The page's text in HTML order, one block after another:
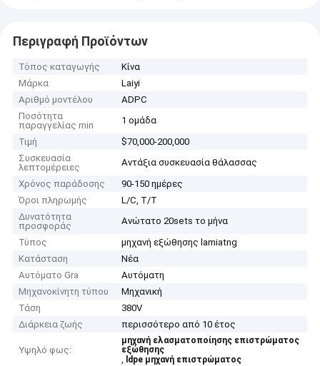
Περιγραφή Προϊόντων
Τόπος καταγωγής
Κίνα
Μάρκα
Laiyi
Αριθμό μοντέλου
ADPC
Ποσότητα
παραγγελίας min
1 ομάδα
Τιμή
$70,000-200,000
Συσκευασία
λεπτομέρειες
Αντάξια συσκευασία θάλασσας
Χρόνος παράδοσης
90-150 ημέρες
Όροι πληρωμής
L/C, T/T
Δυνατότητα
προσφοράς
Ανώτατο 20sets το μήνα
Τύπος
μηχανή εξώθησης lamiatng
Κατάσταση
Νέα
Αυτόματο Gra
Αυτόματη
Μηχανοκίνητη τύπου
Μηχανική
Τάση
380V
Διάρκεια ζωής
περισσότερο από 10 έτος
Υψηλό φως:
μηχανή ελασματοποίησης επιστρώματος
εξώθησης
, ldpe μηχανή επιστρώματος